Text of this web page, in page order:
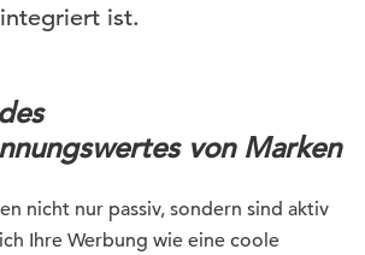
ist.
von Marken
nicht nur passiv, sondern sind aktiv
Ihre Werbung wie eine coole